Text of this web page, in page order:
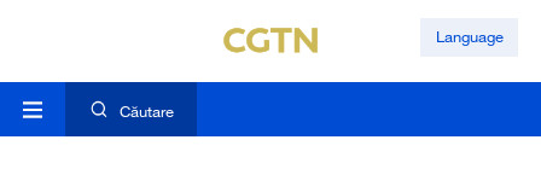
Language
Căutare